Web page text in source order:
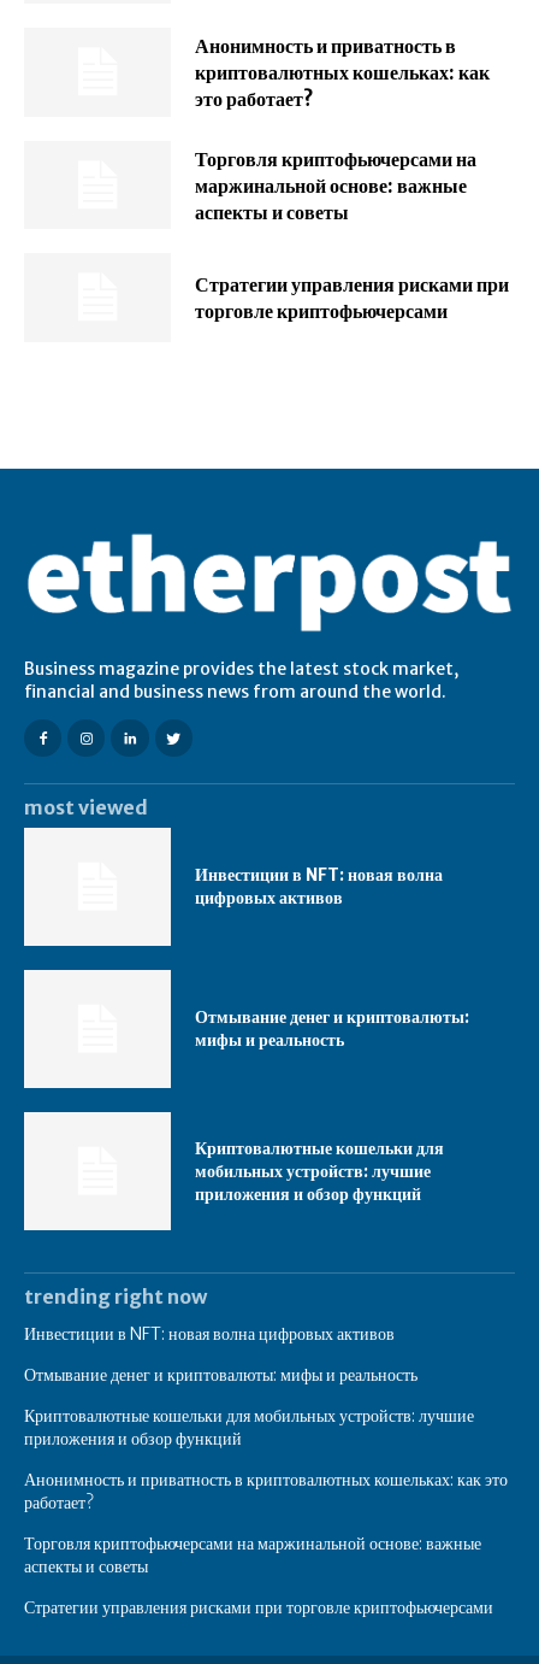
Анонимность и приватность в
криптовалютных кошельках: как
это работает?
Торговля криптофьючерсами на
маржинальной основе: важные
аспекты и советы
Стратегии управления рисками при
торговле криптофьючерсами
Business magazine provides the latest stock market,
financial and business news from around the world.
most viewed
Инвестиции в NFT: новая волна
цифровых активов
Отмывание денег и криптовалюты:
мифы и реальность
Криптовалютные кошельки для
мобильных устройств: лучшие
приложения и обзор функций
trending right now
Инвестиции в NFT: новая волна цифровых активов
Отмывание денег и криптовалюты: мифы и реальность
Криптовалютные кошельки для мобильных устройств: лучшие
приложения и обзор функций
Анонимность и приватность в криптовалютных кошельках: как это
работает?
Торговля криптофьючерсами на маржинальной основе: важные
аспекты и советы
Стратегии управления рисками при торговле криптофьючерсами